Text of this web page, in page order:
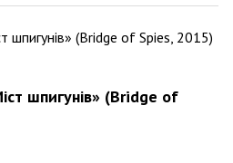
шпигунів» (Bridge of